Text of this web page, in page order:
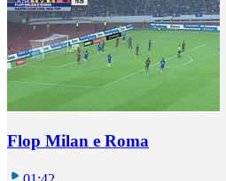
Flop Milan e Roma